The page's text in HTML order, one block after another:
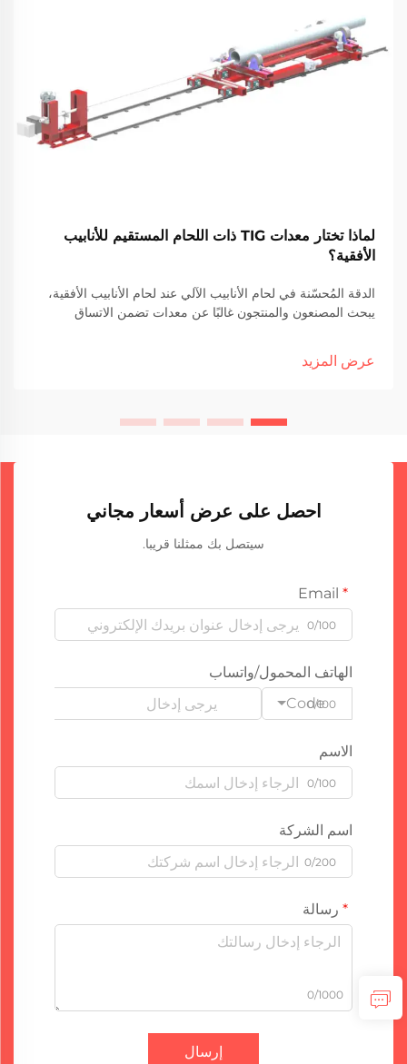
لماذا تختار معدات TIG ذات اللحام المستقيم للأنابيب
الأفقية؟
الدقة المُحسّنة في لحام الأنابيب الآلي عند لحام الأنابيب الأفقية،
يبحث المصنعون والمنتجون غالبًا عن معدات تضمن الاتساق
الشق المستقيم باستخدام قوس التنغستن والغاز الخامل (TIG)...
عرض المزيد
احصل على عرض أسعار مجاني
سيتصل بك ممثلنا قريبا.
0/100
الهاتف المحمول/واتساب
Code
0/100
الاسم
0/100
اسم الشركة
0/200
رسالة
0/1000
إرسال